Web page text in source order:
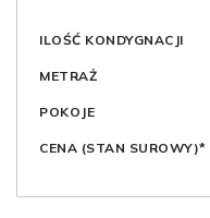
ILOŚĆ KONDYGNACJI
METRAŻ
POKOJE
CENA (STAN SUROWY)*